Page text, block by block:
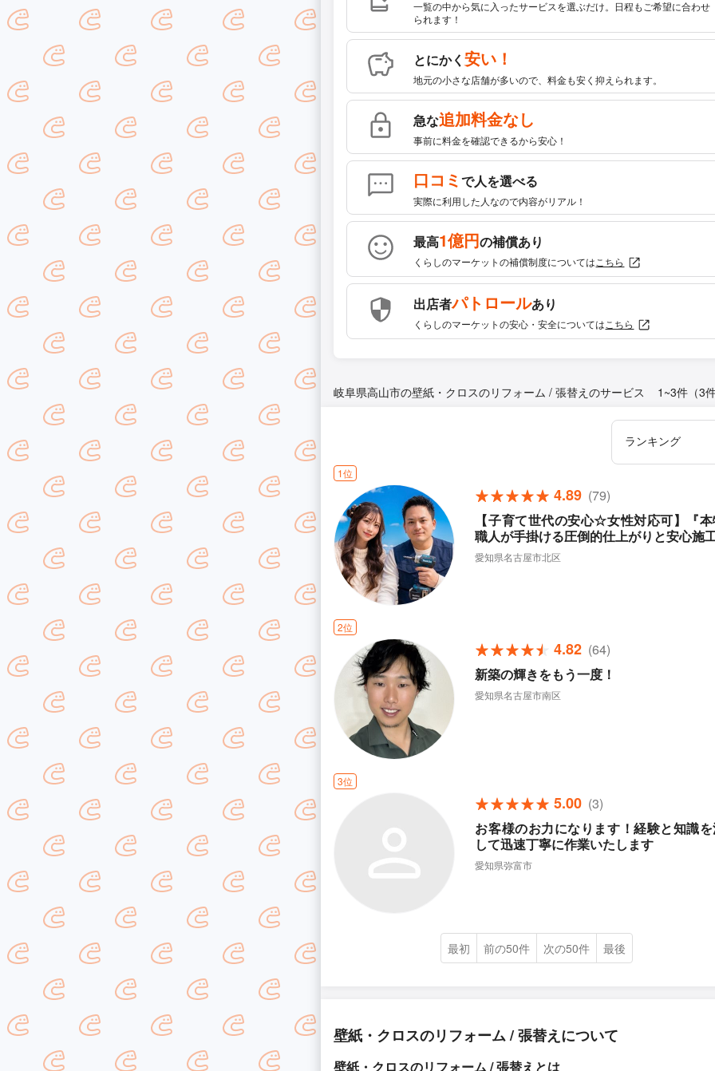
一覧の中から気に入ったサービスを選ぶだけ。日程もご希望に合わせ
られます！
とにかく安い！
地元の小さな店舗が多いので、料金も安く抑えられます。
急な追加料金なし
事前に料金を確認できるから安心！
口コミで人を選べる
実際に利用した人なので内容がリアル！
最高1億円の補償あり
くらしのマーケットの補償制度については こちら
出店者パトロールあり
くらしのマーケットの安心・安全については こちら
岐阜県高山市の壁紙・クロスのリフォーム / 張替えのサービス 1~3件（3
1位
4.89 (79)
【子育て世代の安心☆女性対応可】『
職人が手掛ける圧倒的仕上がりと安心施
愛知県名古屋市北区
2位
4.82 (64)
新築の輝きをもう一度！
愛知県名古屋市南区
3位
5.00 (3)
お客様のお力になります！経験と知識
して迅速丁寧に作業いたします
愛知県弥富市
最初 前の50件 次の50件 最後
壁紙・クロスのリフォーム / 張替えについて
壁紙・クロスのリフォーム / 張替えとは